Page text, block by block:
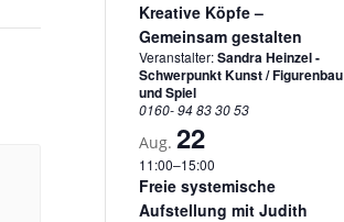
Kreative Köpfe –
Gemeinsam gestalten
Veranstalter:Sandra Heinzel -
Schwerpunkt Kunst / Figurenbau
und Spiel
0160- 94 83 30 53
Aug.22
11:00–15:00
Freie systemische
Aufstellung mit Judith